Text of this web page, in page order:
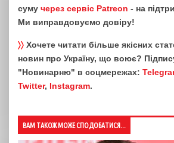
суму через сервіс Patreon - на
Ми виправдовуємо довіру!
〉〉 Хочете читати більше якісних
новин про Україну, що воює?
"Новинарню" в соцмережах:
Twitter, Instagram.
ВАМ ТАКОЖ МОЖЕ СПОДОБАТИСЯ...